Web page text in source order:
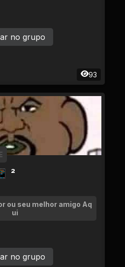
93
no grupo
²
ou seu melhor amigo Aq
ui
no grupo